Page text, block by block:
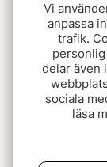
Sonik Intelx
Vi
anpassa
trafik.
delar även
sociala
läsa